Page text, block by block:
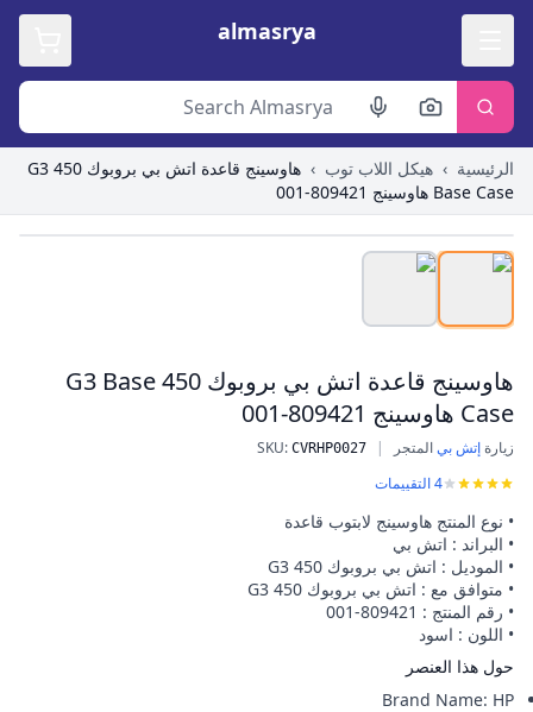
almasrya
الرئيسية › هيكل اللاب توب ›
هاوسينج قاعدة اتش بي بروبوك 450 G3
Base Case هاوسينج 809421-001
هاوسينج قاعدة اتش بي بروبوك 450 G3 Base
Case هاوسينج 809421-001
هاوسينج قاعدة اتش بي بروبوك 450 G3 Base Case هاوسينج 809421-001
زيارةإتش بيالمتجر |
SKU: CVRHP0027
4التقييمات
• نوع المنتج هاوسينج لابتوب قاعدة
• البراند : اتش بي
• الموديل : اتش بي بروبوك 450 G3
• متوافق مع : اتش بي بروبوك 450 G3
• رقم المنتج : 809421-001
• اللون : اسود
حول هذا العنصر
Brand Name: HP